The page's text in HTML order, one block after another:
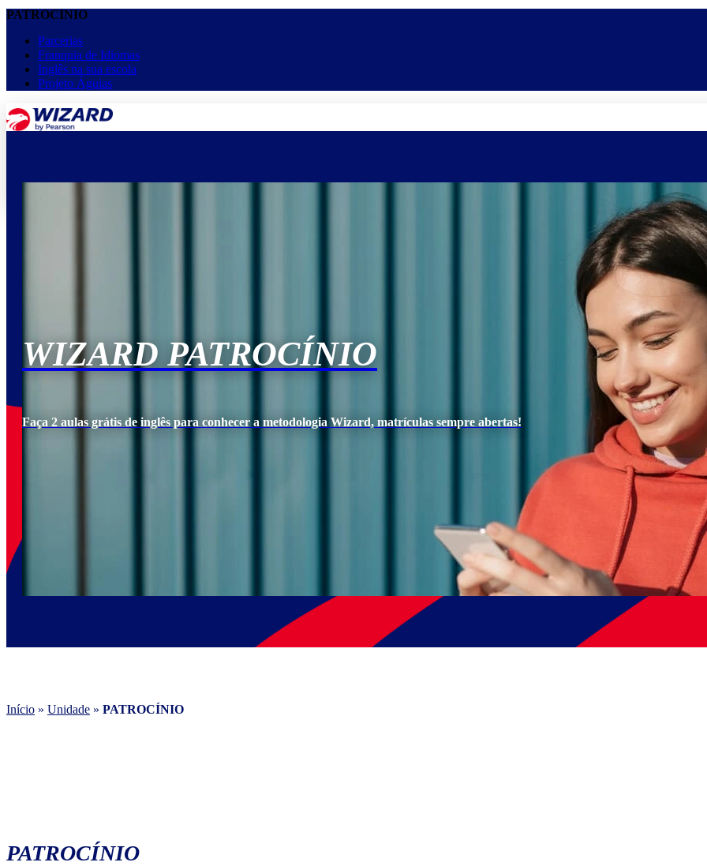
PATROCÍNIO
Parcerias
Franquia de Idiomas
Inglês na sua escola
Projeto Águias
Equipe
WIZARD PATROCÍNIO
Faça 2 aulas grátis de inglês para conhecer a metodologia Wizard, matrículas sempre abertas!
Início » Unidade » PATROCÍNIO
PATROCÍNIO